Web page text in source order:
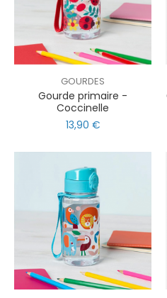
GOURDES
Gourde primaire -
Coccinelle
13,90 €